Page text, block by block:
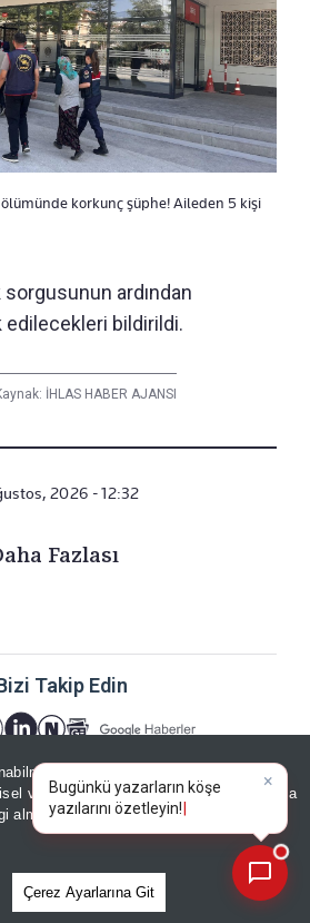
adına sitemizde
verileriniz, KVKK ve GDPR kapsamında
almak içinAydınlatma Metnimizi
Çerez Ayarlarına Git
ölümünde korkunç şüphe! Aileden 5 kişi
sorgusunun ardından
bildirildi.
İHLAS HABER AJANSI
2026 - 12:32
Fazlası
Takip Edin
|